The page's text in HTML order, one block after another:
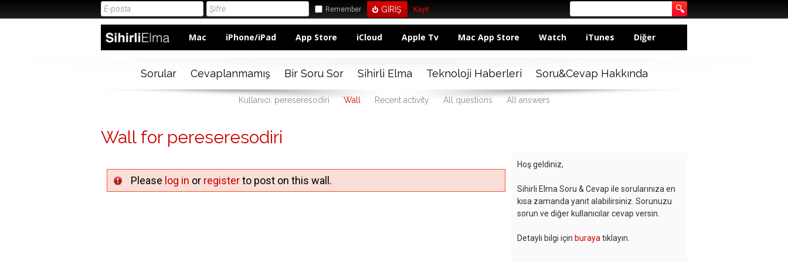
Remember Kayıt
Mac iPhone/iPad App Store iCloud Apple Tv Mac App Store Watch iTunes Diğer
Sorular Cevaplanmamış Bir Soru Sor Sihirli Elma Teknoloji Haberleri Soru&Cevap Hakkında
Kullanıcı: pereseresodiri Wall Recent activity All questions All answers
Wall for pereseresodiri
Please log in or registerto post on this wall.
Hoş geldiniz,
Sihirli Elma Soru & Cevap ile sorularınıza en
kısa zamanda yanıt alabilirsiniz. Sorunuzu
sorun ve diğer kullanıcılar cevap versin.
Detaylı bilgi için buraya tıklayın.